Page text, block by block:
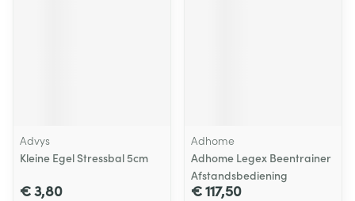
Advys
Kleine Egel Stressbal 5cm
€ 3,80
Adhome
Adhome Legex Beentrainer
Afstandsbediening
€ 117,50